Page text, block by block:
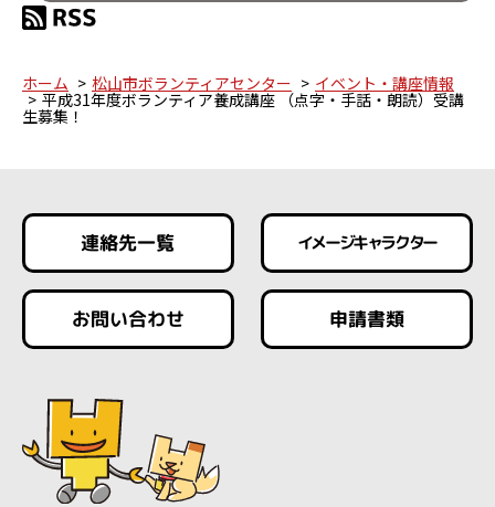
ホーム 松山市ボランティアセンター イベント・講座情報
平成31年度ボランティア養成講座 （点字・手話・朗読）受講
生募集！
連絡先一覧 イメージキャラクター
お問い合わせ 申請書類